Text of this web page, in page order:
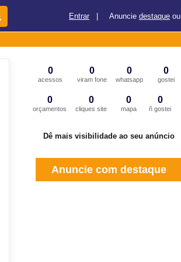
Entrar Anuncie destaque ou
0
acessos
0
viram fone
0
whatsapp
0
gostei
0
orçamentos
0
cliques site
0
mapa
0
ñ gostei
Dê mais visibilidade ao seu anúncio
Anuncie com destaque